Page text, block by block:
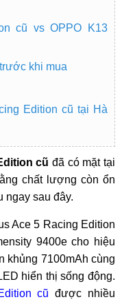
cũ vs OPPO K13
khi mua
Edition cũ tại Hà
cũ đã có mặt tại
chất lượng còn ổn
ngay sau đây.
Ace 5 Racing Edition
9400e cho hiệu
khủng 7100mAh cùng
hiển thị sống động.
cũ được nhiều